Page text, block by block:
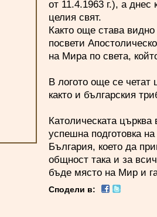
от 11.4.1963 г.), а
целия свят.
Както още става
посвети
на Мира по света,
В логото още се
както и българския
Католическата
успешна подготовка
България, което да
общност така и за
бъде място на Мир и
Сподели в: